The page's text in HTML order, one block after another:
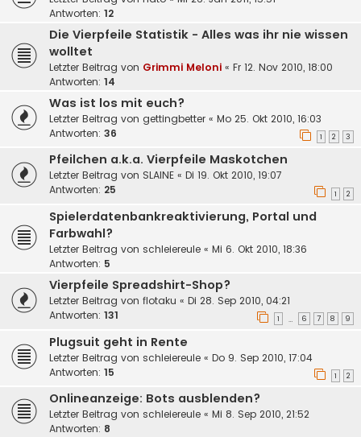
Antworten: 12
Die Vierpfeile Statistik - Alles was ihr nie wissen
wolltet
Letzter Beitrag von Grimmi Meloni « Fr 12. Nov 2010, 18:00
Antworten: 14
Was ist los mit euch?
Letzter Beitrag von gettingbetter « Mo 25. Okt 2010, 16:03
Antworten: 36 1 2 3
Pfeilchen a.k.a. Vierpfeile Maskotchen
Letzter Beitrag von SLAINE « Di 19. Okt 2010, 19:07
Antworten: 25 1 2
Spielerdatenbankreaktivierung, Portal und
Farbwahl?
Letzter Beitrag von schleiereule « Mi 6. Okt 2010, 18:36
Antworten: 5
Vierpfeile Spreadshirt-Shop?
Letzter Beitrag von flotaku « Di 28. Sep 2010, 04:21
Antworten: 131 1 … 6 7 8 9
Plugsuit geht in Rente
Letzter Beitrag von schleiereule « Do 9. Sep 2010, 17:04
Antworten: 15 1 2
Onlineanzeige: Bots ausblenden?
Letzter Beitrag von schleiereule « Mi 8. Sep 2010, 21:52
Antworten: 8